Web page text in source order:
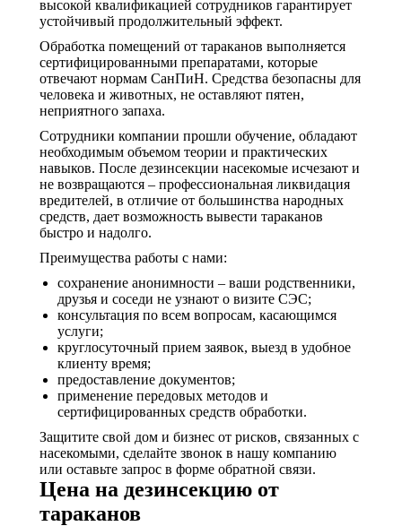
высокой квалификацией сотрудников гарантирует
устойчивый продолжительный эффект.
Обработка помещений от тараканов выполняется
сертифицированными препаратами, которые
отвечают нормам СанПиН. Средства безопасны для
человека и животных, не оставляют пятен,
неприятного запаха.
Сотрудники компании прошли обучение, обладают
необходимым объемом теории и практических
навыков. После дезинсекции насекомые исчезают и
не возвращаются – профессиональная ликвидация
вредителей, в отличие от большинства народных
средств, дает возможность вывести тараканов
быстро и надолго.
Преимущества работы с нами:
сохранение анонимности – ваши родственники,
друзья и соседи не узнают о визите СЭС;
консультация по всем вопросам, касающимся
услуги;
круглосуточный прием заявок, выезд в удобное
клиенту время;
предоставление документов;
применение передовых методов и
сертифицированных средств обработки.
Защитите свой дом и бизнес от рисков, связанных с
насекомыми, сделайте звонок в нашу компанию
или оставьте запрос в форме обратной связи.
Цена на дезинсекцию от
тараканов